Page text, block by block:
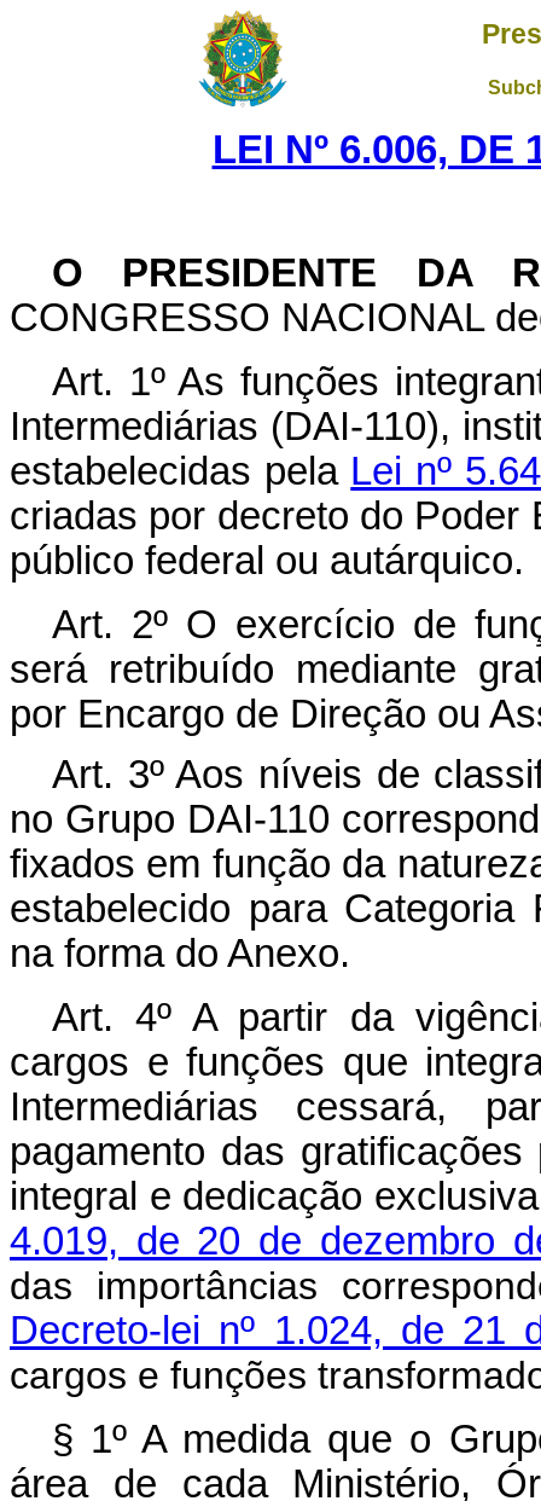
LEI Nº 6.006, DE
O PRESIDENTE DA
CONGRESSO NACIONAL
Art. 1º As funções
Intermediárias (DAI-110),
estabelecidas pela Lei nº
criadas por decreto do
público federal ou autárquico.
Art. 2º O exercício de
será retribuído mediante
por Encargo de Direção ou
Art. 3º Aos níveis de
no Grupo DAI-110
fixados em função da
estabelecido para Categoria
na forma do Anexo.
Art. 4º A partir da
cargos e funções que
Intermediárias cessará,
pagamento das
integral e dedicação
4.019, de 20 de dezembro
das importâncias
Decreto-lei nº 1.024, de 21
cargos e funções
§ 1º A medida que o
área de cada Ministério,